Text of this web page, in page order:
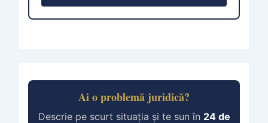
Ai o problemă juridică?
Descrie pe scurt situația și te sun în 24 de